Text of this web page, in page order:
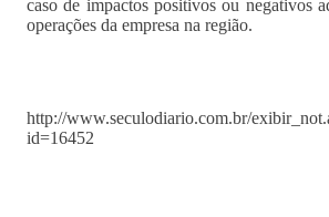
caso de impactos positivos ou negativos
operações da empresa na região.
http://www.seculodiario.com.br/
id=16452